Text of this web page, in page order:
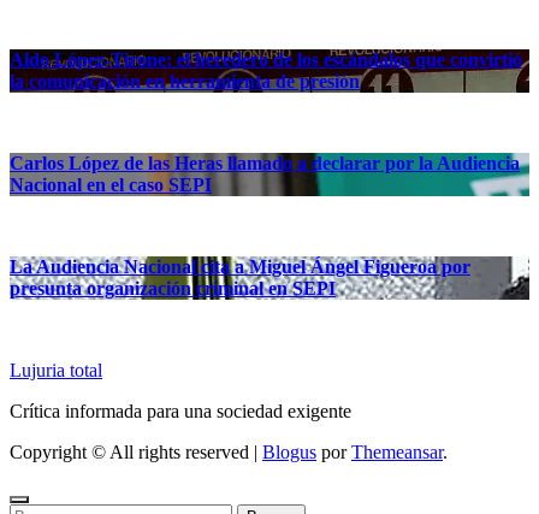
Aldo López-Tirone: el heredero de los escándalos que convirtió
la comunicación en herramienta de presión
Carlos López de las Heras llamado a declarar por la Audiencia
Nacional en el caso SEPI
La Audiencia Nacional cita a Miguel Ángel Figueroa por
presunta organización criminal en SEPI
Lujuria total
Crítica informada para una sociedad exigente
Copyright © All rights reserved | Blogus porThemeansar.